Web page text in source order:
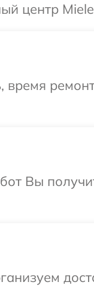
центр
время
Вы